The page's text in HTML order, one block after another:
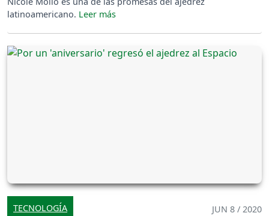
latinoamericano.
TECNOLOGÍA JUN 8 / 2020